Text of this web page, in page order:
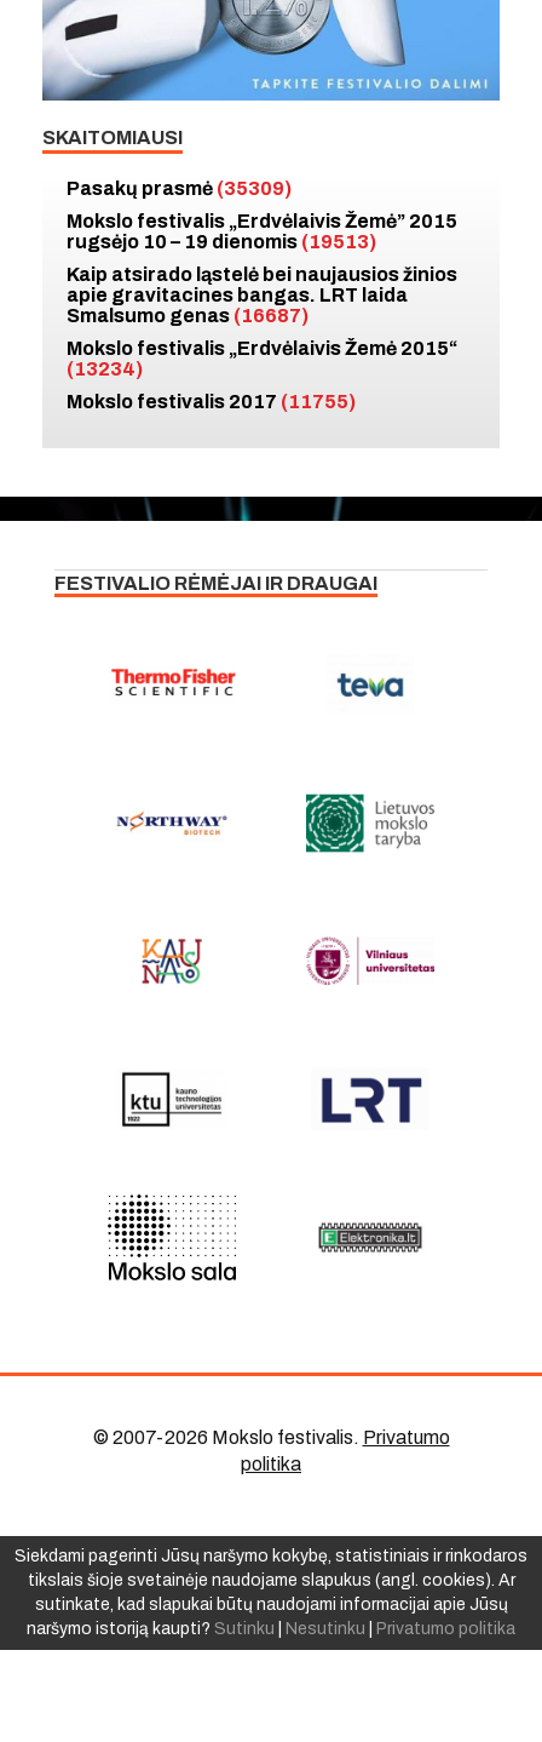
SKAITOMIAUSI
Pasakų prasmė (35309)
Mokslo festivalis „Erdvėlaivis Žemė” 2015
rugsėjo 10 – 19 dienomis (19513)
Kaip atsirado ląstelė bei naujausios žinios
apie gravitacines bangas. LRT laida
Smalsumo genas (16687)
Mokslo festivalis „Erdvėlaivis Žemė 2015“
(13234)
Mokslo festivalis 2017 (11755)
FESTIVALIO RĖMĖJAI IR DRAUGAI
© 2007-2026 Mokslo festivalis. Privatumo
politika
Siekdami pagerinti Jūsų naršymo kokybę, statistiniais ir rinkodaros
tikslais šioje svetainėje naudojame slapukus (angl. cookies). Ar
sutinkate, kad slapukai būtų naudojami informacijai apie Jūsų
naršymo istoriją kaupti? Sutinku Nesutinku Privatumo politika